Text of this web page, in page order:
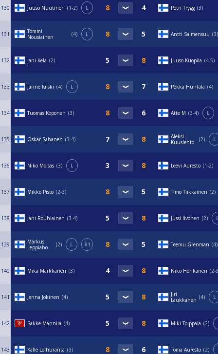
130 Juuso Nuutinen 1-2 L Petri Trygg 3
131
Tommi
Nousiainen
4 L Antti Salmensuu 3
132 Jani Kela 2 Juuso Kuopila 4-5
133 Janne Kiiski 4 L Pekka Huhtala 4
134 Tuomas Koponen 3 Atte M 3-4 L
135 Oskar Sahanen 3-4
Aleksi
Kuuslehto
2 L
136 Niko Moisas 3 L Leevi Auresto 1-2
137 Mikko Pisto 2-3 Timo Tiikkainen 2
138 Jani Rouhiainen 3-4 Jussi Iivonen 2
139
Markus
Leppiaho
2 L R1 Teemu Grenman 4
140 Mika Markkanen 3 Niko Honkanen 2-3
141 Jenna Jokinen 4
Jiri
Laukkanen
4 L
142 Sakke Mannila 4 Miki Tolppala 2
143 Kalle Loihuranta 3 Toma Auresto 2